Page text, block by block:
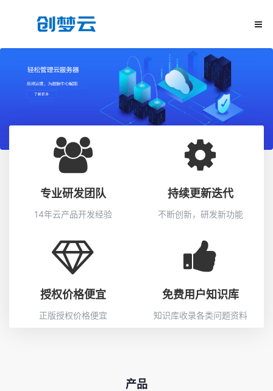
专业研发团队
14年云产品开发经验
持续更新迭代
不断创新，研发新功能
授权价格便宜
正版授权价格便宜
免费用户知识库
知识库收录各类问题资料
产品